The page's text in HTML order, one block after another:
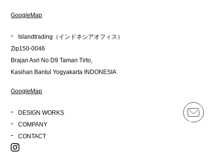
GoogleMap
Islandtrading（インドネシアオフィス）
Zip150-0046
Brajan Asri No D9 Taman Tirto,
Kasihan Bantul Yogyakarta INDONESIA
GoogleMap
DESIGN WORKS
COMPANY
CONTACT